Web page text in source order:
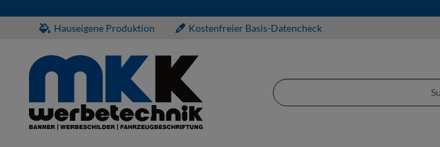
Hauseigene Produktion Kostenfreier Basis-Datencheck